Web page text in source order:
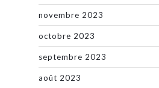
novembre 2023
octobre 2023
septembre 2023
août 2023